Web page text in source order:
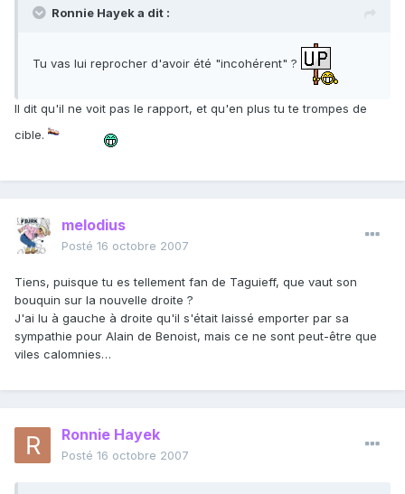
Ronnie Hayek a dit :
Tu vas lui reprocher d'avoir été "incohérent" ?
Il dit qu'il ne voit pas le rapport, et qu'en plus tu te trompes de
cible.
melodius
Posté 16 octobre 2007
Tiens, puisque tu es tellement fan de Taguieff, que vaut son
bouquin sur la nouvelle droite ?
J'ai lu à gauche à droite qu'il s'était laissé emporter par sa
sympathie pour Alain de Benoist, mais ce ne sont peut-être que
viles calomnies…
Ronnie Hayek
Posté 16 octobre 2007